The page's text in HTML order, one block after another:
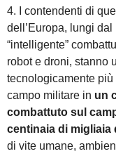
4. I contendenti di
dell’Europa, lungi
“intelligente”
robot e droni, stanno
tecnologicamente
campo militare in un
combattuto sul
centinaia di migliaia
di vite umane,